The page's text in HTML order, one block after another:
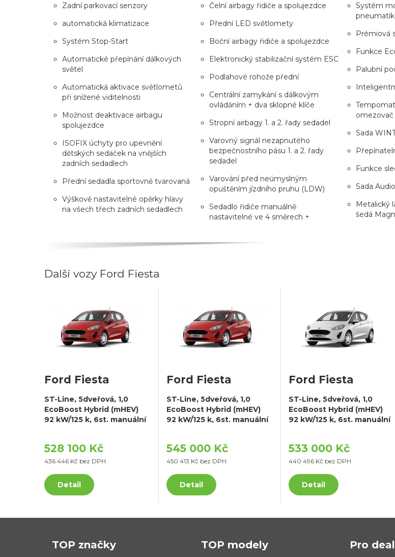
Zadní parkovací senzory
automatická klimatizace
Systém Stop-Start
Automatické přepínání dálkových
světel
Automatická aktivace světlometů
při snížené viditelnosti
Možnost deaktivace airbagu
spolujezdce
ISOFIX úchyty pro upevnění
dětských sedaček na vnějších
zadních sedadlech
Přední sedadla sportovně tvarovaná
Výškově nastavitelné opěrky hlavy
na všech třech zadních sedadlech
Čelní airbagy řidiče a spolujezdce
Přední LED světlomety
Boční airbagy řidiče a spolujezdce
Elektronický stabilizační systém ESC
Podlahové rohože přední
Centrální zamykání s dálkovým
ovládáním + dva sklopné klíče
Stropní airbagy 1. a 2. řady sedadel
Varovný signál nezapnutého
bezpečnostního pásu 1. a 2. řady
sedadel
Varování před neúmyslným
opuštěním jízdního pruhu (LDW)
Sedadlo řidiče manuálně
nastavitelné ve 4 směrech +
Systém
Prémiová
Funkce
Palubní
omezovač
Sada
Funkce
Sada
Metalický
šedá
Další vozy Ford Fiesta
Ford Fiesta
ST-Line, 5dveřová, 1,0
EcoBoost Hybrid (mHEV)
92 kW/125 k, 6st. manuální
528 100 Kč
436 446 Kč bez DPH
Detail
Ford Fiesta
ST-Line, 5dveřová, 1,0
EcoBoost Hybrid (mHEV)
92 kW/125 k, 6st. manuální
545 000 Kč
450 413 Kč bez DPH
Detail
Ford Fiesta
ST-Line, 5dveřová, 1,0
EcoBoost Hybrid (mHEV)
92 kW/125 k, 6st. manuální
533 000 Kč
440 496 Kč bez DPH
Detail
TOP značky TOP modely Pro